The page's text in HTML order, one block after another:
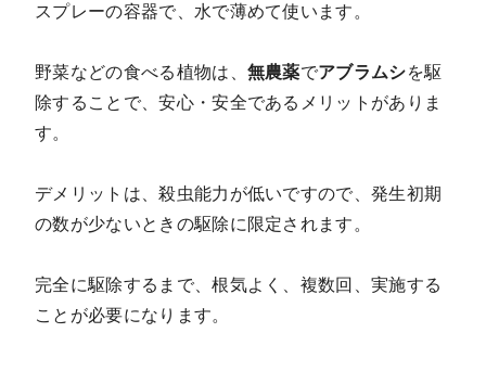
スプレーの容器で、水で薄めて使います。
野菜などの食べる植物は、 無農薬でアブラムシを駆
除することで、安心・安全であるメリットがありま
す。
デメリットは、殺虫能力が低いですので、発生初期
の数が少ないときの駆除に限定されます。
完全に駆除するまで、根気よく、複数回、実施する
ことが必要になります。